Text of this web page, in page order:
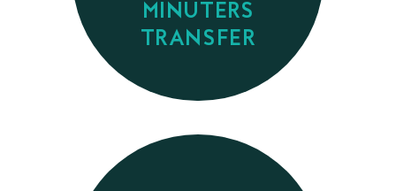
MINUTERS
TRANSFER